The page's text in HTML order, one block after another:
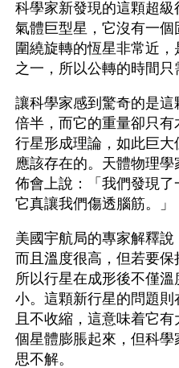
科學家新發現的這顆超
氣體巨型星，它沒有一
圍繞旋轉的恆星非常近
之一，所以公轉的時間只
讓科學家感到驚奇的是
倍半，而它的重量卻只
行星形成理論，如此巨
應該存在的。天體物理
佈會上說：「我們發現了
它真讓我們傷透腦筋。」
美國宇航局的專家解釋
而且溫度很高，但若要保
所以行星在成形後不僅
小。這顆新行星的問題
且不收縮，這意味着它
個星體膨脹起來，但科
思不解。